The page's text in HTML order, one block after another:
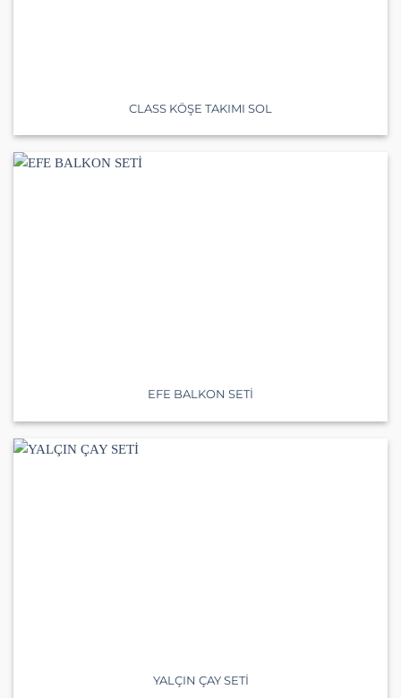
CLASS KÖŞE TAKIMI SOL
EFE BALKON SETİ
YALÇIN ÇAY SETİ